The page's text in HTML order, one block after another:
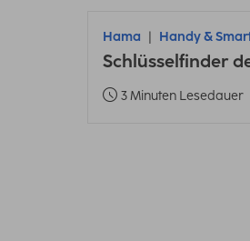
Hama Handy &
Schlüsselfinder
3 Minuten Lesedauer